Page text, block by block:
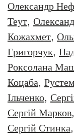
Олександр
Теут,
Кожахмет,
Григорчук,
Роксолана
Коцаба,
Ільченко,
Сергій Марков,
Сергій Стинка,